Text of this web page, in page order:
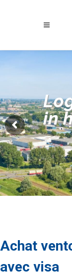
in
Achat
avec visa